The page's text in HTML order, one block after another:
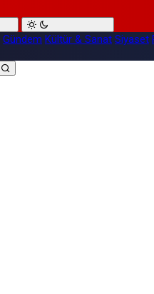
Gündem Kültür & Sanat Siyaset